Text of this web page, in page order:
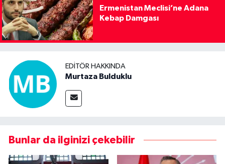
Ermenistan Meclisi’ne Adana
Kebap Damgası
EDITÖR HAKKINDA
Murtaza Bulduklu
Bunlar da ilginizi çekebilir